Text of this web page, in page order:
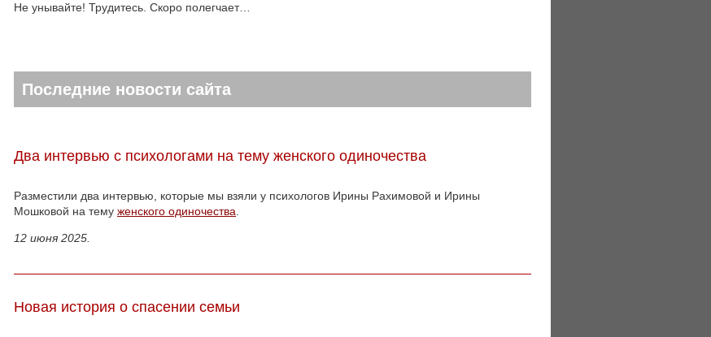
Не унывайте! Трудитесь. Скоро полегчает…
Последние новости сайта
Два интервью с психологами на тему женского одиночества
Разместили два интервью, которые мы взяли у психологов Ирины Рахимовой и Ирины
Мошковой на тему женского одиночества
12 июня 2025.
Новая история о спасении семьи